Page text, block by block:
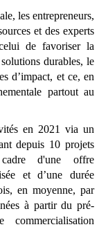
les entrepreneurs,
et des experts
de favoriser la
durables, le
d’impact, et ce, en
partout au
en 2021 via un
depuis 10 projets
d'une offre
et d’une durée
en moyenne, par
à partir du pré-